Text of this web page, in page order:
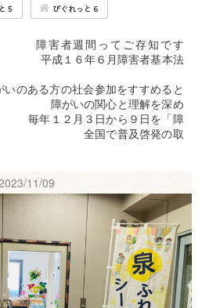
５ ぴぐれっと６
てご存知です
年６月障害者基本法
により
社会参加をすすめると
関心と理解を深め
月３日から９日を「障
全国で普及啓発の取
11/09